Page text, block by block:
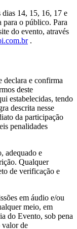
14, 15, 16, 17 e
o público. Para
do evento, através
.
declara e confirma
deste
estabelecidas, tendo
descrita nesse
da participação
penalidades
adequado e
Qualquer
de verificação e
em áudio e/ou
meio, em
do Evento, sob pena
valor de